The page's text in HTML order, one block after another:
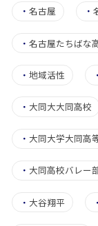
・ 名古屋 ・
・ 名古屋たちばな
・ 地域活性 ・
・ 大同大大同高校
・ 大同大学大同高
・ 大同高校バレー
・ 大谷翔平 ・